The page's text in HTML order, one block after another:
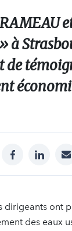
à
de
facebooklinkedin
dirigeants ont
des eaux